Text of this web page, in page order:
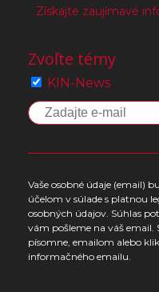
Získajte zaujímavé
Zvoľte témy
KIN-News
Vaše osobné údaje (email)
účelom v súlade s platnou
osobných údajov. Súhlas
vám pošleme na váš email.
písomne, emailom alebo
informačného emailu.